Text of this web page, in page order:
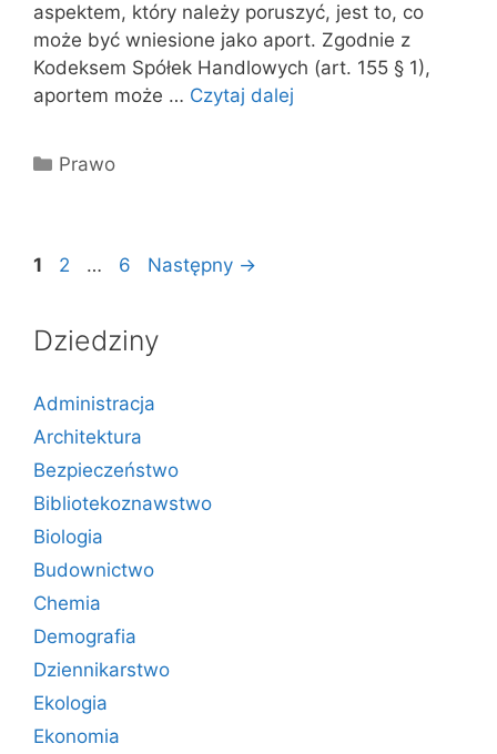
aspektem, który należy poruszyć, jest to, co
może być wniesione jako aport. Zgodnie z
Kodeksem Spółek Handlowych (art. 155 § 1),
aportem może … Czytaj dalej
Kategorie
Prawo
Strona
1 Strona
2 … Strona
6 Następny →
Dziedziny
Administracja
Architektura
Bezpieczeństwo
Bibliotekoznawstwo
Biologia
Budownictwo
Chemia
Demografia
Dziennikarstwo
Ekologia
Ekonomia